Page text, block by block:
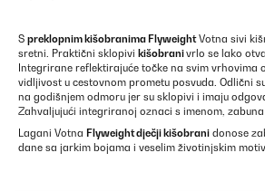
S preklopnim kišobranima FlyweightVotna sivi
sretni. Praktični sklopivi kišobranivrlo se lako
Integrirane reflektirajuće točke na svim vrhovima
vidljivost u cestovnom prometu posvuda. Odlični
na godišnjem odmoru jer su sklopivi i imaju
Zahvaljujući integriranoj oznaci s imenom, zabuna
Lagani Votna Flyweight dječji kišobrani donose
dane sa jarkim bojama i veselim životinjskim